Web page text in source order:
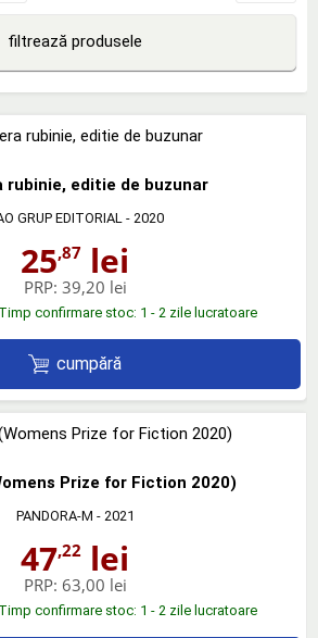
filtrează produsele
rubinie, editie de buzunar
GRUP EDITORIAL - 2020
25,87 lei
PRP: 39,20 lei
confirmare stoc: 1 - 2 zile lucratoare
cumpără
Prize for Fiction 2020)
PANDORA-M - 2021
47,22 lei
PRP: 63,00 lei
confirmare stoc: 1 - 2 zile lucratoare